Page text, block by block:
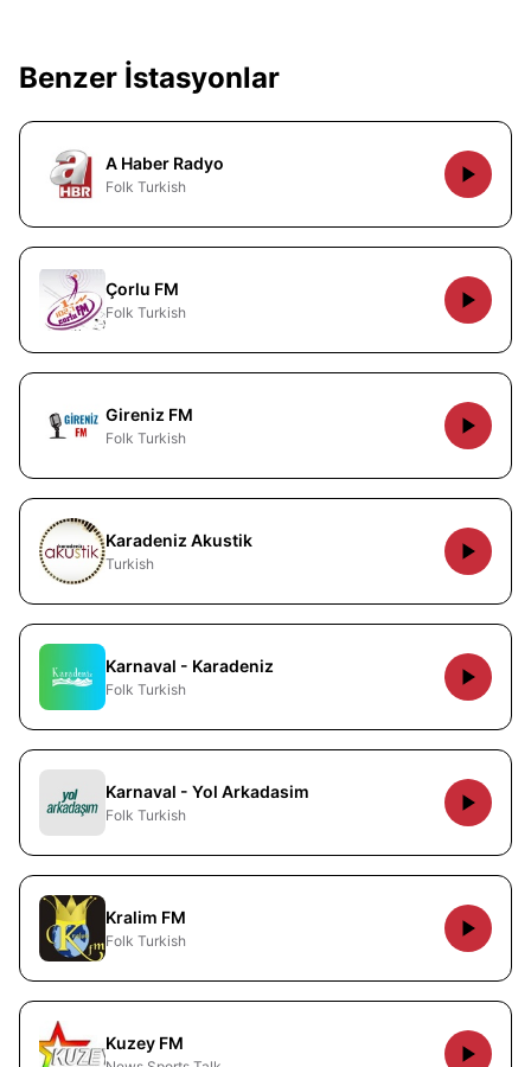
Benzer İstasyonlar
A Haber Radyo
Folk Turkish
Çorlu FM
Folk Turkish
Gireniz FM
Folk Turkish
Karadeniz Akustik
Turkish
Karnaval - Karadeniz
Folk Turkish
Karnaval - Yol Arkadasim
Folk Turkish
Kralim FM
Folk Turkish
Kuzey FM